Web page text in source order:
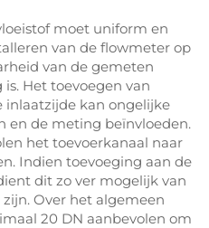
moet uniform en
van de flowmeter op
van de gemeten
Het toevoegen van
inlaatzijde kan ongelijke
en de meting beïnvloeden.
het toevoerkanaal naar
Indien toevoeging aan de
dit zo ver mogelijk van
Over het algemeen
20 DN aanbevolen om